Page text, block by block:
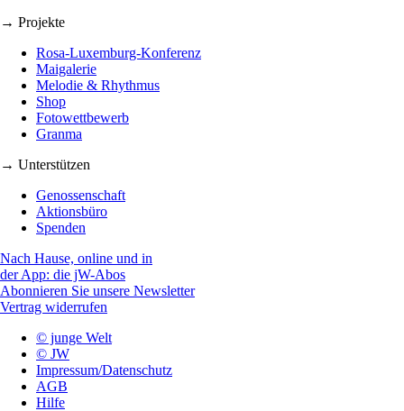
→ Projekte
Rosa-Luxemburg-Konferenz
Maigalerie
Melodie & Rhythmus
Shop
Fotowettbewerb
Granma
→ Unterstützen
Genossenschaft
Aktionsbüro
Spenden
Nach Hause, online und in
der App: die jW-Abos
Abonnieren Sie unsere Newsletter
Vertrag widerrufen
© junge Welt
© JW
Impressum/Datenschutz
AGB
Hilfe